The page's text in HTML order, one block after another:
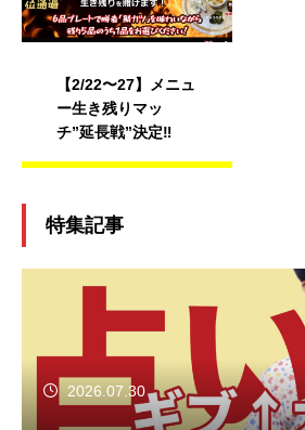
【2/22〜27】メニュ
ー生き残りマッ
チ”延長戦”決定‼︎
特集記事
2026.07.30